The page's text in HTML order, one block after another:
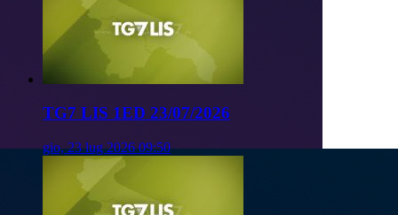
TG7 LIS 1ED 23/07/2026
gio, 23 lug 2026 09:50